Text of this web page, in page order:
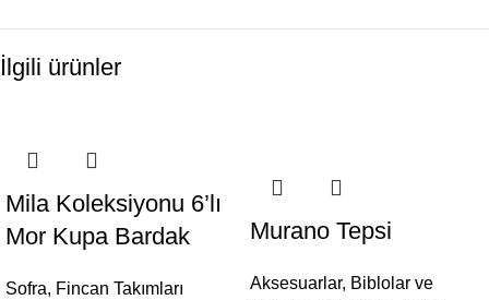
İlgili ürünler
Mila Koleksiyonu 6’lı
Mor Kupa Bardak
Sofra, Fincan Takımları
Murano Tepsi
Aksesuarlar, Biblolar ve